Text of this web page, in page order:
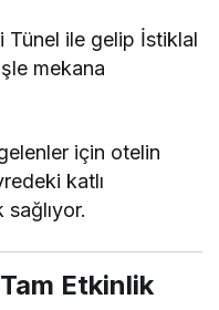
Tünel ile gelip İstiklal
mekana
için otelin
katlı
Etkinlik